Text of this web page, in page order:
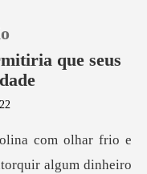
que seus
om olhar frio e